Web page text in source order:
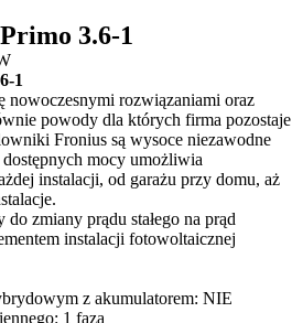
3.6-1
1
nowoczesnymi rozwiązaniami oraz
powody dla których firma pozostaje
Fronius są wysoce niezawodne
mocy umożliwia
instalacji, od garażu przy domu, aż
zmiany prądu stałego na prąd
instalacji fotowoltaicznej
z akumulatorem: NIE
1 faza